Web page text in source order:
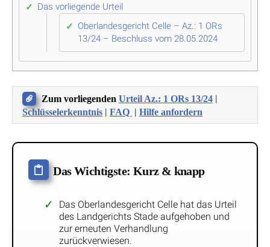
Das vorliegende Urteil
Oberlandesgericht Celle – Az.: 1 ORs
13/24 – Beschluss vom 28.05.2024
Zum vorliegenden Urteil Az.: 1 ORs 13/24|
Schlüsselerkenntnis | FAQ | Hilfe anfordern
Das Wichtigste: Kurz & knapp
Das Oberlandesgericht Celle hat das Urteil
des Landgerichts Stade aufgehoben und
zur erneuten Verhandlung
zurückverwiesen.